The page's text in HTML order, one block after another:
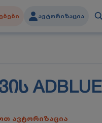
ავტორიზაცია
ADBLUE
ავტორიზაცია